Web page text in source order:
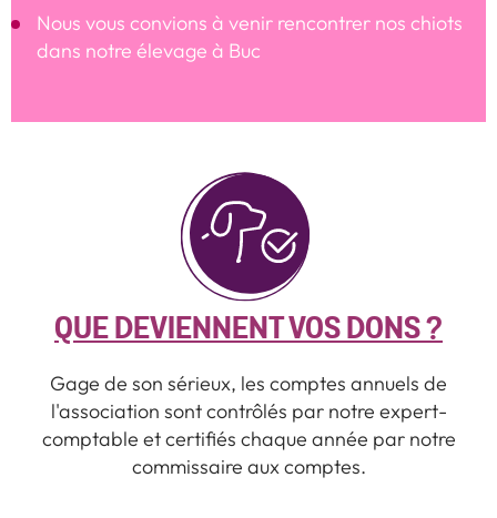
Nous vous convions à venir rencontrer nos chiots
dans notre élevage à Buc
QUE DEVIENNENT VOS DONS ?
Gage de son sérieux, les comptes annuels de
l'association sont contrôlés par notre expert-
comptable et certifiés chaque année par notre
commissaire aux comptes.